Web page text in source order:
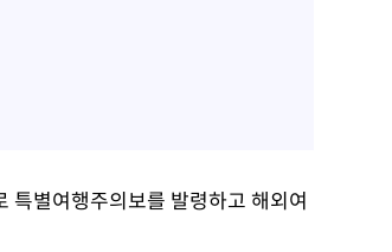
특별여행주의보를 발령하고 해외여